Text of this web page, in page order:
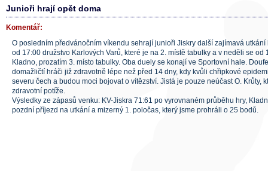
Junioři hrají opět doma
Komentář:
O posledním předvánočním víkendu sehrají junioři Jiskry další zajímavá
od 17:00 družstvo Karlových Varů, které je na 2. místě tabulky a v neděli se od
Kladno, prozatím 3. místo tabulky. Oba duely se konají ve Sportovní hale.
domažličtí hráči již zdravotně lépe než před 14 dny, kdy kvůli chřipkové
severu čech a budou moci bojovat o vítězství. Jistá je pouze neúčast O. Krůty,
zdravotní potíže.
Výsledky ze zápasů venku: KV-Jiskra 71:61 po vyrovnaném průběhu hry,
pozdní příjezd na utkání a mizerný 1. poločas, který jsme prohráli o 25 bodů.